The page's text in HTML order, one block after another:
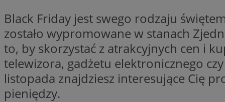
Black Friday jest swego rodzaju
zostało wypromowane w stanach
to, by skorzystać z atrakcyjnych cen i
telewizora, gadżetu elektronicznego
listopada znajdziesz interesujące Cię
pieniędzy.